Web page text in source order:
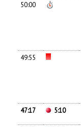
50:00
49:55
47:17 5:10